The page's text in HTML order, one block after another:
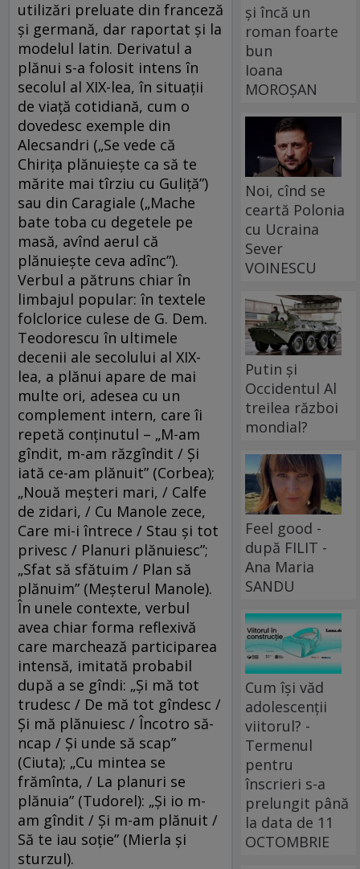
utilizări preluate din franceză
și germană, dar raportat și la
modelul latin. Derivatul a
plănui s-a folosit intens în
secolul al XIX-lea, în situaţii
de viaţă cotidiană, cum o
dovedesc exemple din
Alecsandri („Se vede că
Chirița plănuiește ca să te
mărite mai tîrziu cu Guliță”)
sau din Caragiale („Mache
bate toba cu degetele pe
masă, avînd aerul că
plănuieşte ceva adînc”).
Verbul a pătruns chiar în
limbajul popular: în textele
folclorice culese de G. Dem.
Teodorescu în ultimele
decenii ale secolului al XIX-
lea, a plănui apare de mai
multe ori, adesea cu un
complement intern, care îi
repetă conținutul – „M-am
gîndit, m-am răzgîndit / Și
iată ce-am plănuit” (Corbea);
„Nouă meșteri mari, / Calfe
de zidari, / Cu Manole zece,
Care mi-i întrece / Stau și tot
privesc / Planuri plănuiesc”;
„Sfat să sfătuim / Plan să
plănuim” (Meșterul Manole).
În unele contexte, verbul
avea chiar forma reflexivă
care marchează participarea
intensă, imitată probabil
după a se gîndi: „Şi mă tot
trudesc / De mă tot gîndesc /
Şi mă plănuiesc / Încotro să-
ncap / Şi unde să scap”
(Ciuta); „Cu mintea se
frămînta, / La planuri se
plănuia” (Tudorel): „Și io m-
am gîndit / Și m-am plănuit /
Să te iau soție” (Mierla și
sturzul).
și încă un
roman foarte
bun
Ioana
MOROȘAN
Noi, cînd se
ceartă Polonia
cu Ucraina
Sever
VOINESCU
Putin și
Occidentul Al
treilea război
mondial?
Feel good -
după FILIT -
Ana Maria
SANDU
Cum își văd
adolescenții
viitorul? -
Termenul
pentru
înscrieri s-a
prelungit până
la data de 11
OCTOMBRIE